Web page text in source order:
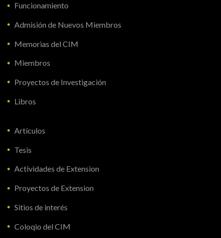
Funcionamiento
Admisión de Nuevos Miembros
Memorias del CIM
Miembros
Proyectos de Investigación
Libros
Artículos
Tesis
Actividades de Extension
Proyectos de Extension
Sitios de interés
Coloqio del CIM